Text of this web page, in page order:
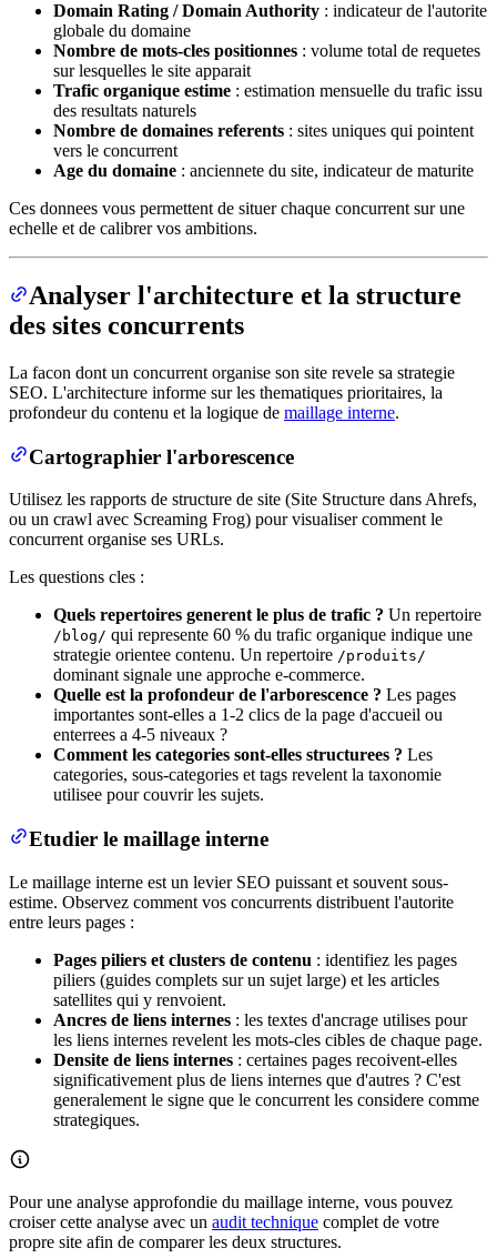
Domain Rating / Domain Authority : indicateur de l'autorite
globale du domaine
Nombre de mots-cles positionnes : volume total de requetes
sur lesquelles le site apparait
Trafic organique estime : estimation mensuelle du trafic issu
des resultats naturels
Nombre de domaines referents : sites uniques qui pointent
vers le concurrent
Age du domaine : anciennete du site, indicateur de maturite
Ces donnees vous permettent de situer chaque concurrent sur une
echelle et de calibrer vos ambitions.
Analyser l'architecture et la structure
des sites concurrents
La facon dont un concurrent organise son site revele sa strategie
SEO. L'architecture informe sur les thematiques prioritaires, la
profondeur du contenu et la logique de maillage interne.
Cartographier l'arborescence
Utilisez les rapports de structure de site (Site Structure dans Ahrefs,
ou un crawl avec Screaming Frog) pour visualiser comment le
concurrent organise ses URLs.
Les questions cles :
Quels repertoires generent le plus de trafic ? Un repertoire
/blog/ qui represente 60 % du trafic organique indique une
strategie orientee contenu. Un repertoire /produits/
dominant signale une approche e-commerce.
Quelle est la profondeur de l'arborescence ? Les pages
importantes sont-elles a 1-2 clics de la page d'accueil ou
enterrees a 4-5 niveaux ?
Comment les categories sont-elles structurees ? Les
categories, sous-categories et tags revelent la taxonomie
utilisee pour couvrir les sujets.
Etudier le maillage interne
Le maillage interne est un levier SEO puissant et souvent sous-
estime. Observez comment vos concurrents distribuent l'autorite
entre leurs pages :
Pages piliers et clusters de contenu : identifiez les pages
piliers (guides complets sur un sujet large) et les articles
satellites qui y renvoient.
Ancres de liens internes : les textes d'ancrage utilises pour
les liens internes revelent les mots-cles cibles de chaque page.
Densite de liens internes : certaines pages recoivent-elles
significativement plus de liens internes que d'autres ? C'est
generalement le signe que le concurrent les considere comme
strategiques.
Pour une analyse approfondie du maillage interne, vous pouvez
croiser cette analyse avec un audit technique complet de votre
propre site afin de comparer les deux structures.